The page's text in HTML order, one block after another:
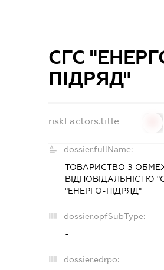
СГС
ПІДРЯД"
riskFactors.title
dossier.fullName:
ТОВАРИСТВО З
ВІДПОВІДАЛЬНІСТЮ
"ЕНЕРГО-ПІДРЯД"
dossier.opfSubType:
-
dossier.edrpo: